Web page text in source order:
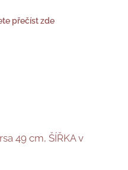
přečíst zde
49 cm, ŠÍŘKA v